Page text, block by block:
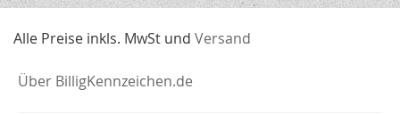
Alle Preise inkls. MwSt und Versand
Über BilligKennzeichen.de